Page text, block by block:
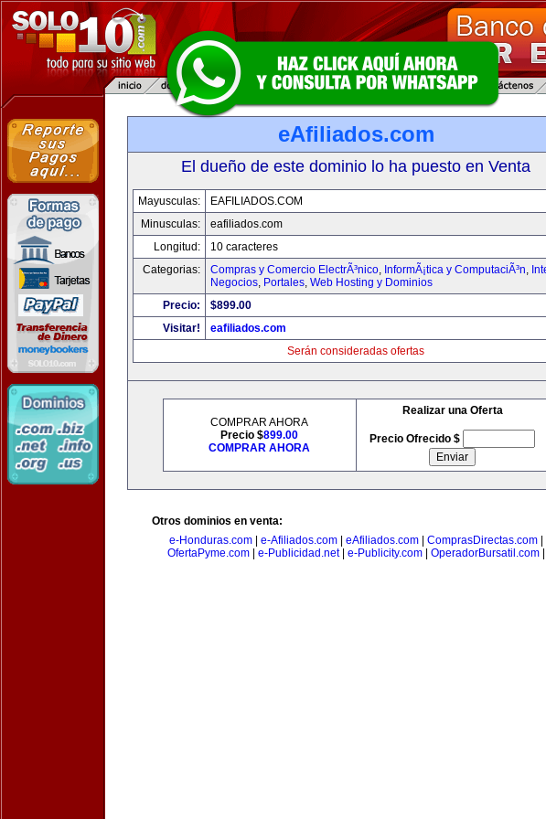
eAfiliados.com
El dueño de este dominio lo ha puesto en Venta
Mayusculas:
EAFILIADOS.COM
Minusculas:
eafiliados.com
Longitud:
10 caracteres
Categorias:
Compras y Comercio ElectrÃ³nico, InformÃ¡tica y ComputaciÃ³n,
Negocios, Portales, Web Hosting y Dominios
Precio:
$899.00
Visitar!
eafiliados.com
Serán consideradas ofertas
COMPRAR AHORA
Precio $899.00
COMPRAR AHORA
Realizar una Oferta
Precio Ofrecido $
Otros dominios en venta:
e-Honduras.com| e-Afiliados.com| eAfiliados.com| ComprasDirectas.com|
OfertaPyme.com| e-Publicidad.net| e-Publicity.com| OperadorBursatil.com|